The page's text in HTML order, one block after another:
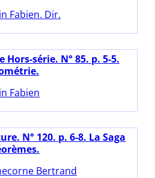
Fabien. Dir.
Hors-série. N° 85. p. 5-5.
Fabien
N° 120. p. 6-8. La Saga
Bertrand